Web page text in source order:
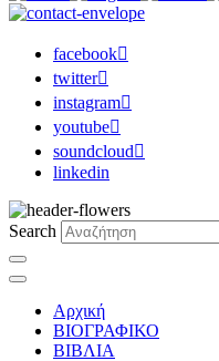
facebook
twitter
instagram
youtube
soundcloud
linkedin
Search
Αρχική
ΒΙΟΓΡΑΦΙΚΟ
ΒΙΒΛΙΑ